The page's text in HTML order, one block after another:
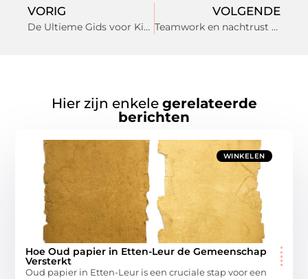
VORIG
De Ultieme Gids voor Kinderopvang in Nijmegen: Waar Moet U Op Letten?
VOLGENDE
Teamwork en nachtrust combineren? Waarom nachtwerk bij McDonald’s Eindhoven verrassend leuk is
Hier zijn enkele gerelateerde
berichten
WINKELEN
Hoe Oud papier in Etten-Leur de Gemeenschap
Versterkt
Oud papier in Etten-Leur is een cruciale stap voor een